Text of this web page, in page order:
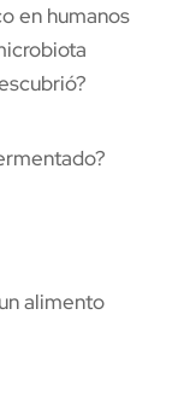
en humanos
alimento